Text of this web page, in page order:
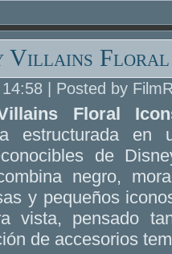
Villains Floral
14:58 | Posted by
Floral
estructurada en
de
negro,
y pequeños
vista, pensado
de accesorios